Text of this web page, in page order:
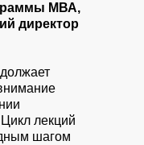
МВА,
директор
лекций
шагом